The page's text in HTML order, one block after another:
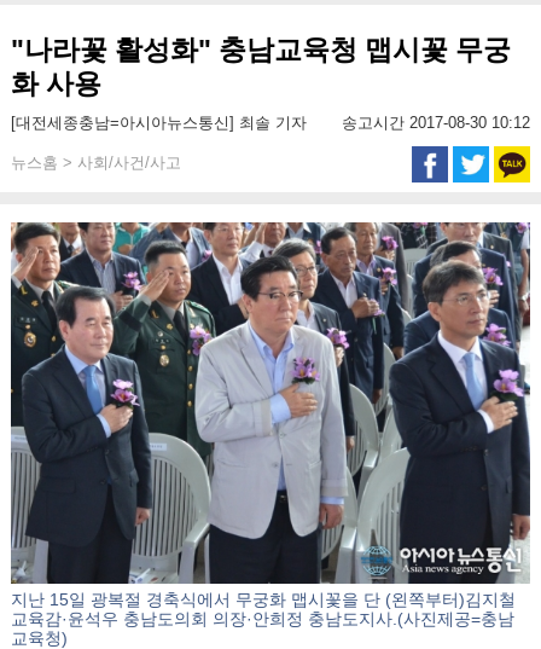
"나라꽃 활성화" 충남교육청 맵시꽃 무궁
화 사용
[대전세종충남=아시아뉴스통신] 최솔 기자 송고시간 2017-08-30 10:12
뉴스홈 > 사회/사건/사고
지난 15일 광복절 경축식에서 무궁화 맵시꽃을 단 (왼쪽부터)김지철
교육감·윤석우 충남도의회 의장·안희정 충남도지사.(사진제공=충남
교육청)